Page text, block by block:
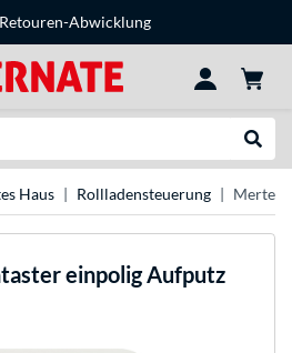
Abwicklung
Haus Rollladensteuerung Merten
einpolig Aufputz